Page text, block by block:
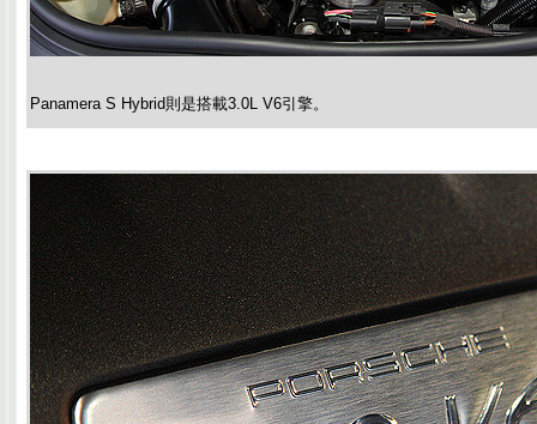
Panamera S Hybrid則是搭載3.0L V6引擎。